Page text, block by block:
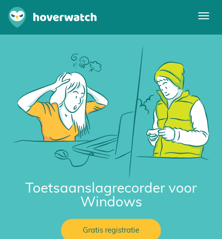
Inloggen
Gratis registratie
Toetsaanslagrecorder voor
Windows
Gratis registratie